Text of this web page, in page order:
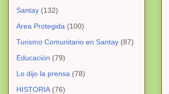
Santay (132)
Area Protegida (100)
Turismo Comunitario en Santay (87)
Educación (79)
Lo dijo la prensa (78)
HISTORIA (76)